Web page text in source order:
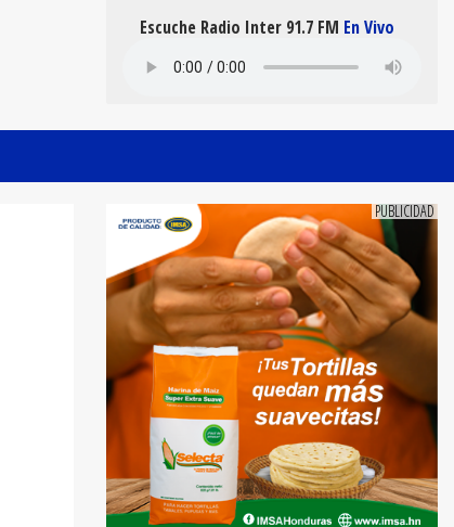
Escuche Radio Inter 91.7 FM En Vivo